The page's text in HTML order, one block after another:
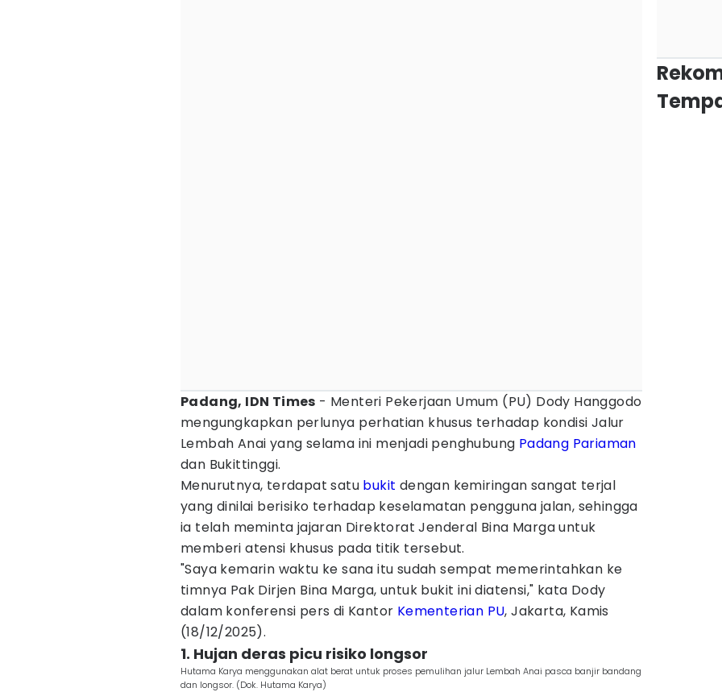
Padang, IDN Times - Menteri Pekerjaan Umum (PU) Dody Hanggodo
mengungkapkan perlunya perhatian khusus terhadap kondisi Jalur
Lembah Anai yang selama ini menjadi penghubung Padang Pariaman
dan Bukittinggi.
Menurutnya, terdapat satu bukit dengan kemiringan sangat terjal
yang dinilai berisiko terhadap keselamatan pengguna jalan, sehingga
ia telah meminta jajaran Direktorat Jenderal Bina Marga untuk
memberi atensi khusus pada titik tersebut.
"Saya kemarin waktu ke sana itu sudah sempat memerintahkan ke
timnya Pak Dirjen Bina Marga, untuk bukit ini diatensi," kata Dody
dalam konferensi pers di Kantor Kementerian PU, Jakarta, Kamis
(18/12/2025).
1. Hujan deras picu risiko longsor
Hutama Karya menggunakan alat berat untuk proses pemulihan jalur Lembah Anai pasca banjir bandang
dan longsor. (Dok. Hutama Karya)